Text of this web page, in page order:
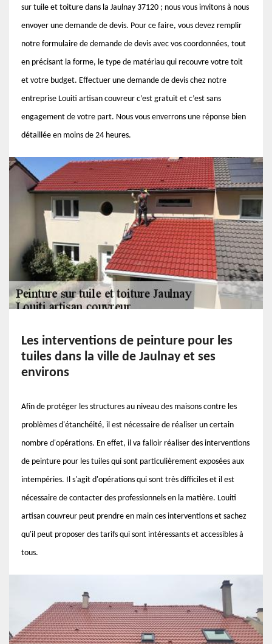
sur tuile et toiture dans la Jaulnay 37120 ; nous vous invitons à nous
envoyer une demande de devis. Pour ce faire, vous devez remplir
notre formulaire de demande de devis avec vos coordonnées, tout
en précisant la forme, le type de matériau qui recouvre votre toit
et votre budget. Effectuer une demande de devis chez notre
entreprise Louiti artisan couvreur c’est gratuit et c’est sans
engagement de votre part. Nous vous enverrons une réponse bien
détaillée en moins de 24 heures.
Les interventions de peinture pour les
tuiles dans la ville de Jaulnay et ses
environs
Afin de protéger les structures au niveau des maisons contre les
problèmes d'étanchéité, il est nécessaire de réaliser un certain
nombre d'opérations. En effet, il va falloir réaliser des interventions
de peinture pour les tuiles qui sont particulièrement exposées aux
intempéries. Il s'agit d'opérations qui sont très difficiles et il est
nécessaire de contacter des professionnels en la matière. Louiti
artisan couvreur peut prendre en main ces interventions et sachez
qu'il peut proposer des tarifs qui sont intéressants et accessibles à
tous.